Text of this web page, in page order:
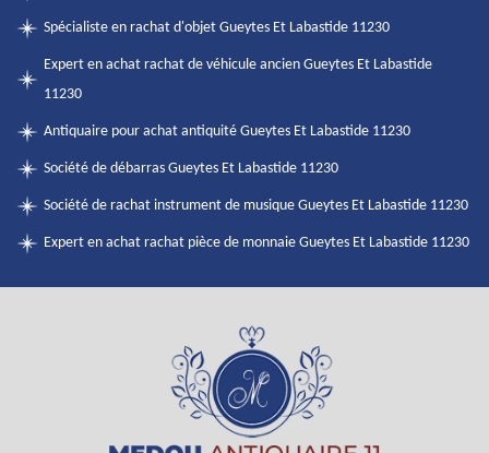
Spécialiste en rachat d'objet Gueytes Et Labastide 11230
Expert en achat rachat de véhicule ancien Gueytes Et Labastide
11230
Antiquaire pour achat antiquité Gueytes Et Labastide 11230
Société de débarras Gueytes Et Labastide 11230
Société de rachat instrument de musique Gueytes Et Labastide 11230
Expert en achat rachat pièce de monnaie Gueytes Et Labastide 11230